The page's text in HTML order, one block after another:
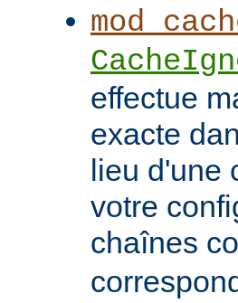
effectue
exacte
lieu d'une
votre
chaînes